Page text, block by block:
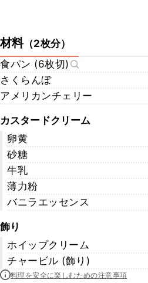
材料（2枚分）
食パン (6枚切)
さくらんぼ
アメリカンチェリー
カスタードクリーム
卵黄
砂糖
牛乳
薄力粉
バニラエッセンス
飾り
ホイップクリーム
チャービル (飾り)
料理を安全に楽しむための注意事項